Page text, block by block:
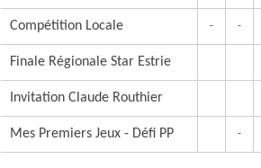
Compétition Locale - -
Finale Régionale Star Estrie
Invitation Claude Routhier
Mes Premiers Jeux - Défi PP -